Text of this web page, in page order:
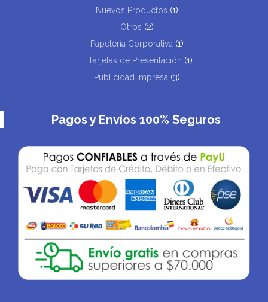
Nuevos Productos (1)
Otros (2)
Papelería Corporativa (1)
Tarjetas de Presentación (1)
Publicidad Impresa (3)
Pagos y Envíos 100% Seguros